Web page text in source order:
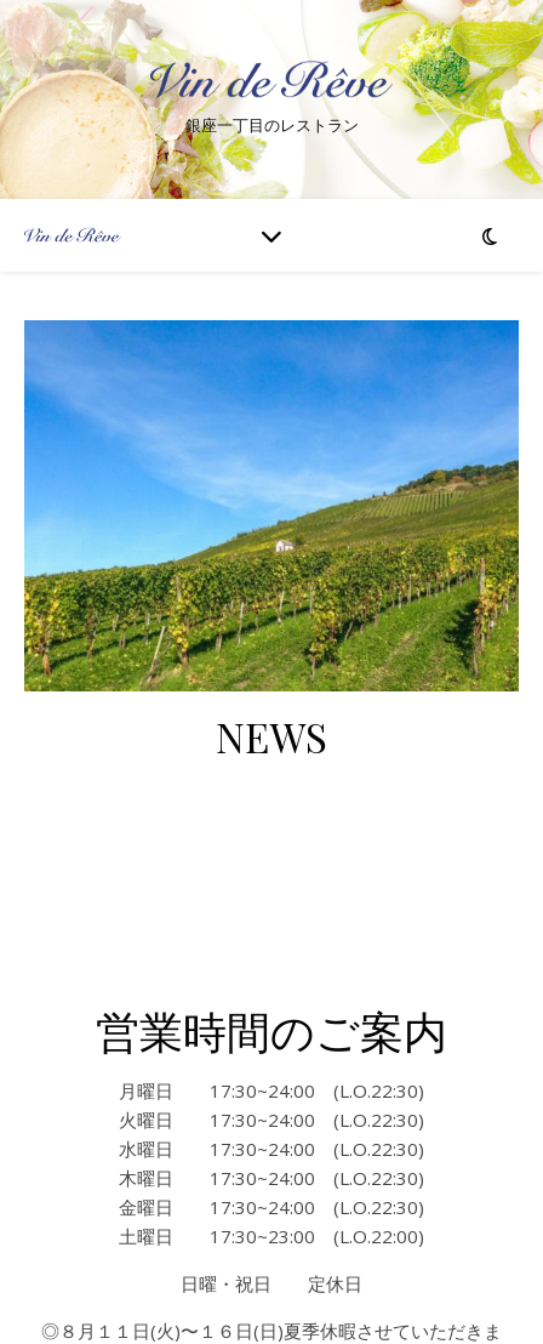
銀座一丁目のレストラン
NEWS
営業時間のご案内
月曜日 17:30~24:00 (L.O.22:30)
火曜日 17:30~24:00 (L.O.22:30)
水曜日 17:30~24:00 (L.O.22:30)
木曜日 17:30~24:00 (L.O.22:30)
金曜日 17:30~24:00 (L.O.22:30)
土曜日 17:30~23:00 (L.O.22:00)
日曜・祝日 定休日
◎８月１１日(火)〜１６日(日)夏季休暇させていただきま